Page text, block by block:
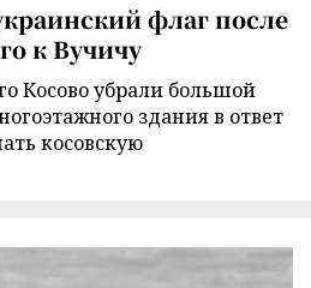
флаг после
к Вучичу
Косово убрали большой
здания в ответ
косовскую